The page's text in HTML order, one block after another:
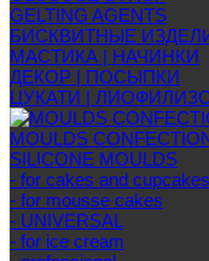
GELTING AGENTS
БИСКВИТНЫЕ
МАСТИКА | НАЧИНКИ
ДЕКОР | ПОСЫПКИ
ЦУКАТИ |
MOULDS
SILICONE MOULDS
- for cakes and cupcakes
- for mousse cakes
- UNIVERSAL
- for ice cream